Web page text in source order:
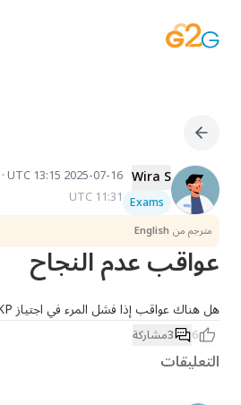
Wira S
Exams
2025-07-16 13:15 UTC
·
11:31 UTC
مترجم من English
عواقب عدم النجاح
هل هناك عواقب إذا فشل المرء في اجتياز KP مرتين؟
6
3مشاركة
التعليقات